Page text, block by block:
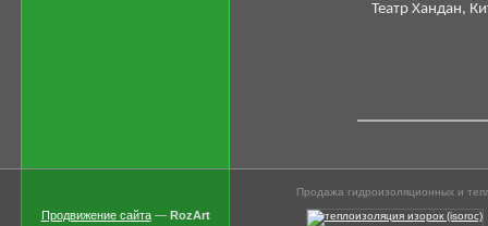
Театр Хандан,
Продвижение сайта— RozArt
Продажа гидроизоляционных и